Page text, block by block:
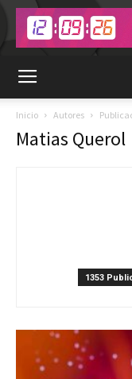
Inicio Autores
Matias Querol
1353